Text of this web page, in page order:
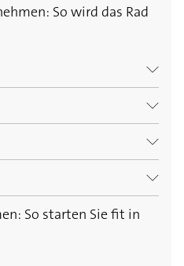
So wird das Rad
und schnell
Soup"?
und Tipps für eine
Teilzeitfasten als
Schädlich oder
Ursachen der leidigen
So starten Sie fit in